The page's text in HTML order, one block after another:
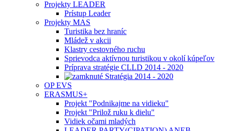
Projekty LEADER
Prístup Leader
Projekty MAS
Turistika bez hraníc
Mládež v akcii
Klastry cestovného ruchu
Sprievodca aktívnou turistikou v okolí kúpeľov
Príprava stratégie CLLD 2014 - 2020
Stratégia 2014 - 2020
OP EVS
ERASMUS+
Projekt "Podnikajme na vidieku"
Projekt "Prilož ruku k dielu"
Vidiek očami mladých